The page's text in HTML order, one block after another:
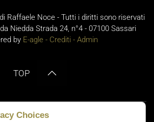
Raffaele Noce - Tutti i diritti sono riservati
Niedda Strada 24, n°4 - 07100 Sassari
by E-agle - Crediti- Admin
TOP
Choices